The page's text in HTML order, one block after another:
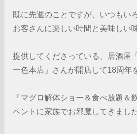
既に先週のことですが、いつもい
お客さんに楽しい時間と美味しい
提供してくださっている、居酒
一色本店」さんが開店して18周年
「マグロ解体ショー＆食べ放題＆
ベントに家族でお邪魔してきました